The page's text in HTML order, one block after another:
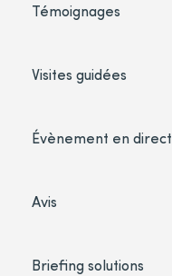
Témoignages
Visites guidées
Évènement en direct
Avis
Briefing solutions